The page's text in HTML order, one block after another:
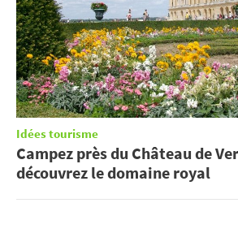
Idées tourisme
Campez près du Château de
découvrez le domaine royal